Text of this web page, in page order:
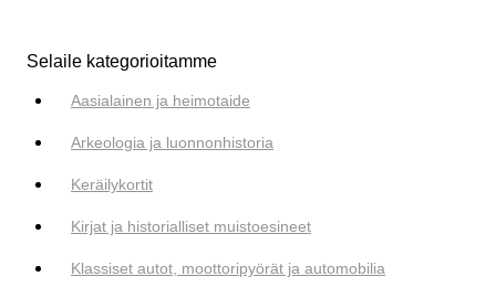
Selaile kategorioitamme
Aasialainen ja heimotaide
Arkeologia ja luonnonhistoria
Keräilykortit
Kirjat ja historialliset muistoesineet
Klassiset autot, moottoripyörät ja automobilia